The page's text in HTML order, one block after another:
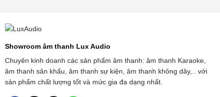
Showroom âm thanh Lux Audio
Chuyên kinh doanh các sản phẩm âm thanh: âm thanh Karaoke,
âm thanh sân khấu, âm thanh sự kiện, âm thanh không dây,.. với
sản phẩm chất lượng tốt và mức gia đa dạng nhất.